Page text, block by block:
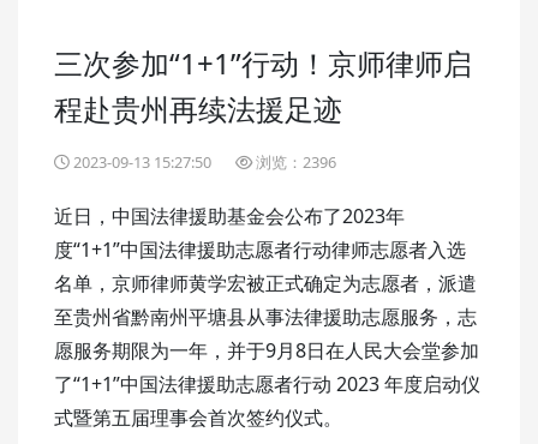
官方 咨询热线：4001-666-001
三次参加“1+1”行动！京师律师启
程赴贵州再续法援足迹
2023-09-13 15:27:50 浏览：2396
近日，中国法律援助基金会公布了2023年
度“1+1”中国法律援助志愿者行动律师志愿者入选
名单，京师律师黄学宏被正式确定为志愿者，派遣
至贵州省黔南州平塘县从事法律援助志愿服务，志
愿服务期限为一年，并于9月8日在人民大会堂参加
了“1+1”中国法律援助志愿者行动 2023 年度启动仪
式暨第五届理事会首次签约仪式。